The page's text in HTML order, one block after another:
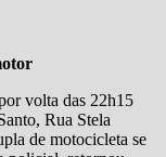
volta das 22h15
Rua Stela
de motocicleta se